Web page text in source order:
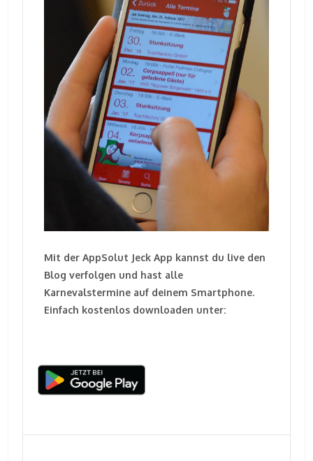
Mit der AppSolut Jeck App kannst du live den
Blog verfolgen und hast alle
Karnevalstermine auf deinem Smartphone.
Einfach kostenlos downloaden unter: